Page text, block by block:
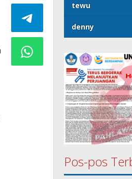
tewu
denny
Pos-pos